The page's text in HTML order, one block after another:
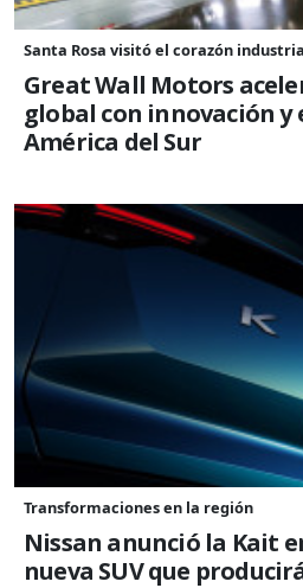
Santa Rosa visitó el corazón
Great Wall Motors
global con innovación y
América del Sur
Transformaciones en la región
Nissan anunció la Kait
nueva SUV que